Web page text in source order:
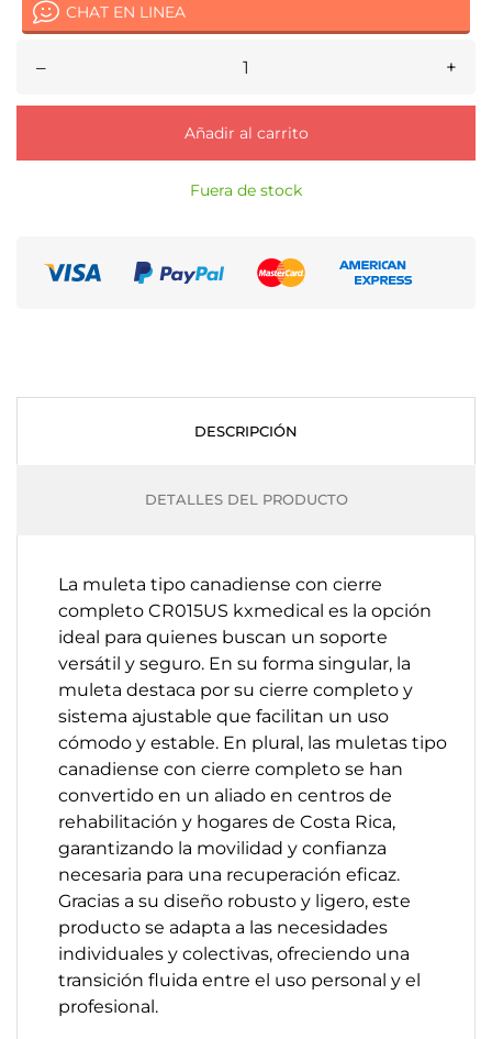
CHAT EN LINEA
– +
Añadir al carrito
Fuera de stock
DESCRIPCIÓN
DETALLES DEL PRODUCTO
La muleta tipo canadiense con cierre
completo CR015US kxmedical es la opción
ideal para quienes buscan un soporte
versátil y seguro. En su forma singular, la
muleta destaca por su cierre completo y
sistema ajustable que facilitan un uso
cómodo y estable. En plural, las muletas tipo
canadiense con cierre completo se han
convertido en un aliado en centros de
rehabilitación y hogares de Costa Rica,
garantizando la movilidad y confianza
necesaria para una recuperación eficaz.
Gracias a su diseño robusto y ligero, este
producto se adapta a las necesidades
individuales y colectivas, ofreciendo una
transición fluida entre el uso personal y el
profesional.